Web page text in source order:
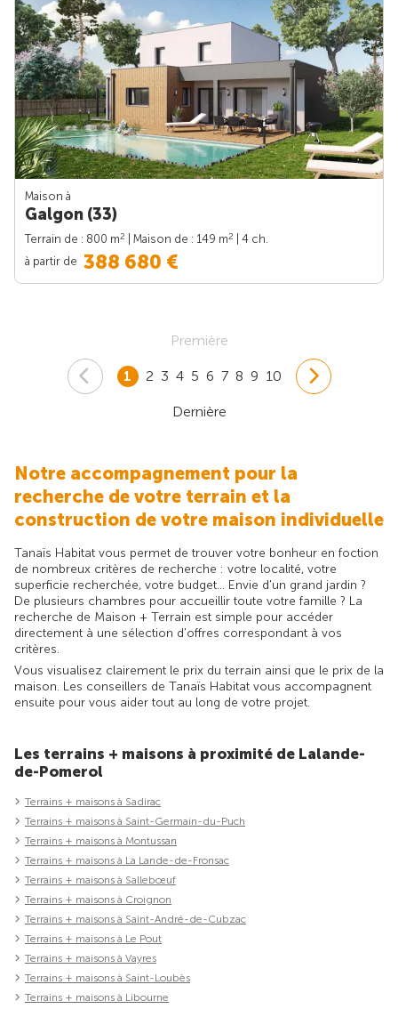
Maison à
Galgon (33)
Terrain de : 800 m2 | Maison de : 149 m2
| 4 ch.
à partir de 388 680 €
Première
1 2 3 4 5 6 7 8 9 10
Dernière
Notre accompagnement pour la
recherche de votre terrain et la
construction de votre maison individuelle
Tanaïs Habitat vous permet de trouver votre bonheur en foction
de nombreux critères de recherche : votre localité, votre
superficie recherchée, votre budget... Envie d'un grand jardin ?
De plusieurs chambres pour accueillir toute votre famille ? La
recherche de Maison + Terrain est simple pour accéder
directement à une sélection d'offres correspondant à vos
critères.
Vous visualisez clairement le prix du terrain ainsi que le prix de la
maison. Les conseillers de Tanaïs Habitat vous accompagnent
ensuite pour vous aider tout au long de votre projet.
Les terrains + maisons à proximité de Lalande-
de-Pomerol
Terrains + maisons à Sadirac
Terrains + maisons à Saint-Germain-du-Puch
Terrains + maisons à Montussan
Terrains + maisons à La Lande-de-Fronsac
Terrains + maisons à Sallebœuf
Terrains + maisons à Croignon
Terrains + maisons à Saint-André-de-Cubzac
Terrains + maisons à Le Pout
Terrains + maisons à Vayres
Terrains + maisons à Saint-Loubès
Terrains + maisons à Libourne